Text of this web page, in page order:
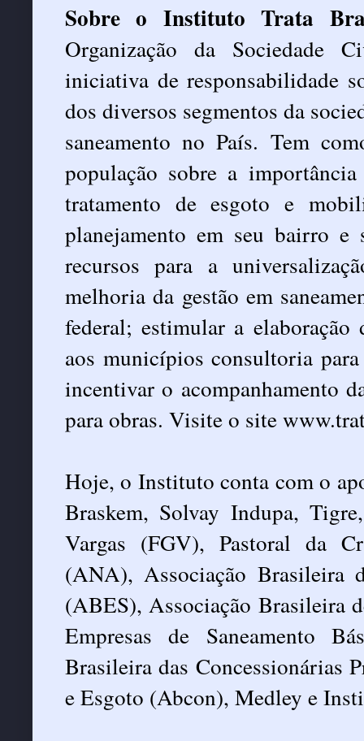
Sobre o Instituto Trata
Organização da Sociedade
iniciativa de responsabilidade
dos diversos segmentos da
saneamento no País. Tem
população sobre a
tratamento de esgoto e
planejamento em seu bairro
recursos para a
melhoria da gestão em
federal; estimular a elaboração
aos municípios consultoria
incentivar o acompanhamento
para obras. Visite o site
Hoje, o Instituto conta com o
Braskem, Solvay Indupa,
Vargas (FGV), Pastoral da
(ANA), Associação Brasileira
(ABES), Associação Brasileira
Empresas de Saneamento
Brasileira das Concessionárias
e Esgoto (Abcon), Medley e